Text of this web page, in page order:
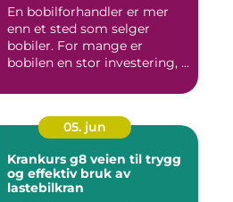
En bobilforhandler er mer
enn et sted som selger
bobiler. For mange er
bobilen en stor investering, ...
05. jun
Krankurs g8 veien til trygg
og effektiv bruk av
lastebilkran